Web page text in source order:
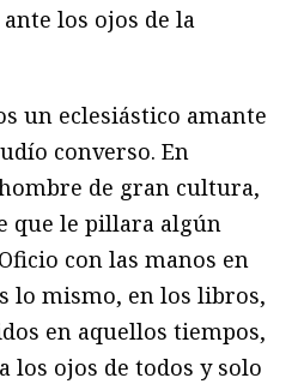
los ojos de la
un eclesiástico amante
converso. En
de gran cultura,
que le pillara algún
con las manos en
lo mismo, en los libros,
en aquellos tiempos,
los ojos de todos y solo